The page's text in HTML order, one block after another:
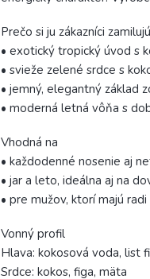
Prečo si ju zákazníci zamilujú
• exotický tropický úvod s
• svieže zelené srdce s
• jemný, elegantný základ
• moderná letná vôňa s
Vhodná na
• každodenné nosenie aj
• jar a leto, ideálna aj na
• pre mužov, ktorí majú
Vonný profil
Hlava: kokosová voda, list
Srdce: kokos, figa, mäta